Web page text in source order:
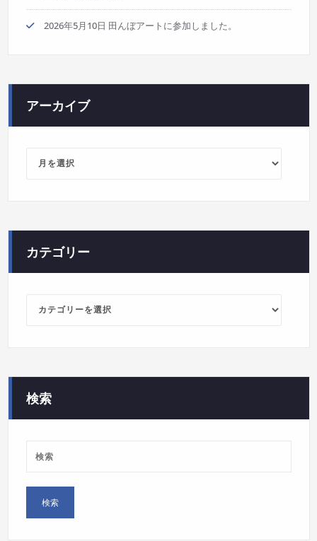
2026年5月10日 田んぼアートに参加しました。
アーカイブ
カテゴリー
ー
検索